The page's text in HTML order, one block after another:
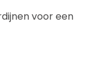
voor een